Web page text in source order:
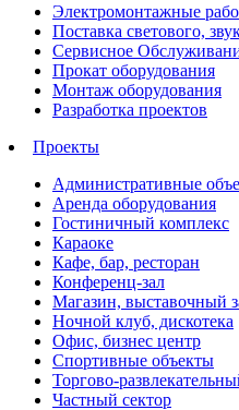
Электромонтажные
Поставка светового,
Сервисное
Прокат оборудования
Монтаж оборудования
Разработка проектов
Проекты
Административные
Аренда оборудования
Гостиничный комплекс
Караоке
Кафе, бар, ресторан
Конференц-зал
Магазин, выставочный
Ночной клуб, дискотека
Офис, бизнес центр
Спортивные объекты
Торгово-
Частный сектор